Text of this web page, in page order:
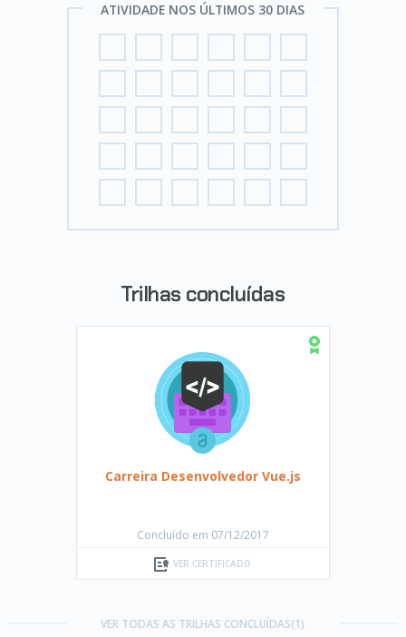
ATIVIDADE NOS ÚLTIMOS 30 DIAS
Trilhas concluídas
Carreira Desenvolvedor Vue.js
Concluído em 07/12/2017
VER CERTIFICADO
VER TODAS AS TRILHAS CONCLUÍDAS(1)